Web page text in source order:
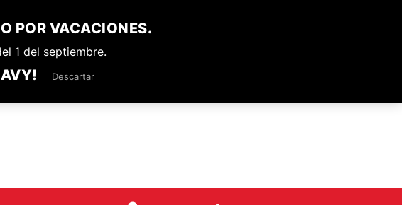
POR VACACIONES.
1 del septiembre.
Descartar